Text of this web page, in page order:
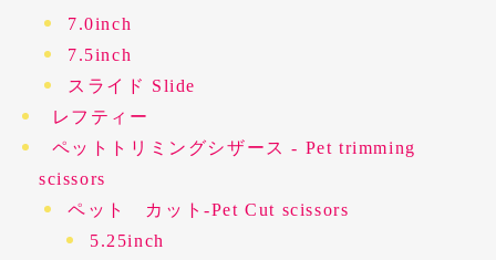
7.0inch
7.5inch
スライド Slide
レフティー
ペットトリミングシザース - Pet trimming
scissors
ペット カット-Pet Cut scissors
5.25inch